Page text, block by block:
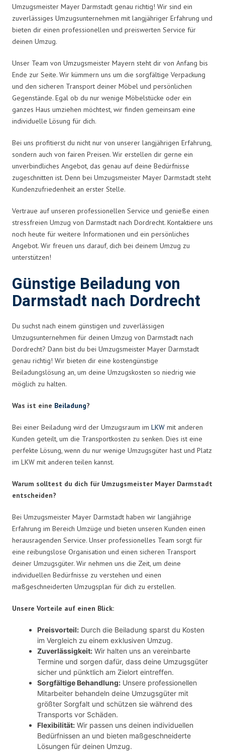
Umzugsmeister Mayer Darmstadt genau richtig! Wir sind ein
zuverlässiges Umzugsunternehmen mit langjähriger Erfahrung und
bieten dir einen professionellen und preiswerten Service für
deinen Umzug.
Unser Team von Umzugsmeister Mayern steht dir von Anfang bis
Ende zur Seite. Wir kümmern uns um die sorgfältige Verpackung
und den sicheren Transport deiner Möbel und persönlichen
Gegenstände. Egal ob du nur wenige Möbelstücke oder ein
ganzes Haus umziehen möchtest, wir finden gemeinsam eine
individuelle Lösung für dich.
Bei uns profitierst du nicht nur von unserer langjährigen Erfahrung,
sondern auch von fairen Preisen. Wir erstellen dir gerne ein
unverbindliches Angebot, das genau auf deine Bedürfnisse
zugeschnitten ist. Denn bei Umzugsmeister Mayer Darmstadt steht
Kundenzufriedenheit an erster Stelle.
Vertraue auf unseren professionellen Service und genieße einen
stressfreien Umzug von Darmstadt nach Dordrecht. Kontaktiere uns
noch heute für weitere Informationen und ein persönliches
Angebot. Wir freuen uns darauf, dich bei deinem Umzug zu
unterstützen!
Günstige Beiladung von
Darmstadt nach Dordrecht
Du suchst nach einem günstigen und zuverlässigen
Umzugsunternehmen für deinen Umzug von Darmstadt nach
Dordrecht? Dann bist du bei Umzugsmeister Mayer Darmstadt
genau richtig! Wir bieten dir eine kostengünstige
Beiladungslösung an, um deine Umzugskosten so niedrig wie
möglich zu halten.
Was ist eine Beiladung?
Bei einer Beiladung wird der Umzugsraum im LKW mit anderen
Kunden geteilt, um die Transportkosten zu senken. Dies ist eine
perfekte Lösung, wenn du nur wenige Umzugsgüter hast und Platz
im LKW mit anderen teilen kannst.
Warum solltest du dich für Umzugsmeister Mayer Darmstadt
entscheiden?
Bei Umzugsmeister Mayer Darmstadt haben wir langjährige
Erfahrung im Bereich Umzüge und bieten unseren Kunden einen
herausragenden Service. Unser professionelles Team sorgt für
eine reibungslose Organisation und einen sicheren Transport
deiner Umzugsgüter. Wir nehmen uns die Zeit, um deine
individuellen Bedürfnisse zu verstehen und einen
maßgeschneiderten Umzugsplan für dich zu erstellen.
Unsere Vorteile auf einen Blick:
Preisvorteil: Durch die Beiladung sparst du Kosten
im Vergleich zu einem exklusiven Umzug.
Zuverlässigkeit: Wir halten uns an vereinbarte
Termine und sorgen dafür, dass deine Umzugsgüter
sicher und pünktlich am Zielort eintreffen.
Sorgfältige Behandlung: Unsere professionellen
Mitarbeiter behandeln deine Umzugsgüter mit
größter Sorgfalt und schützen sie während des
Transports vor Schäden.
Flexibilität: Wir passen uns deinen individuellen
Bedürfnissen an und bieten maßgeschneiderte
Lösungen für deinen Umzug.